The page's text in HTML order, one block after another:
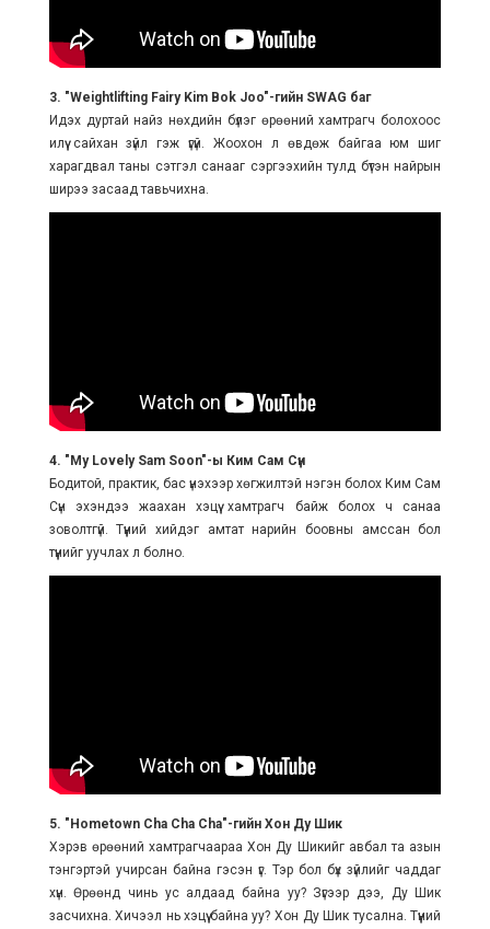
3. "Weightlifting Fairy Kim Bok Joo"-гийн SWAG баг
Идэх дуртай найз нөхдийн бүлэг өрөөний хамтрагч болохоос
илүү сайхан зүйл гэж үгүй. Жоохон л өвдөж байгаа юм шиг
харагдвал таны сэтгэл санааг сэргээхийн тулд бүтэн найрын
ширээ засаад тавьчихна.
4. "My Lovely Sam Soon"-ы Ким Сам Сүн
Бодитой, практик, бас үнэхээр хөгжилтэй нэгэн болох Ким Сам
Сүн эхэндээ жаахан хэцүү хамтрагч байж болох ч санаа
зоволтгүй. Түүний хийдэг амтат нарийн боовны амссан бол
түүнийг уучлах л болно.
5. "Hometown Cha Cha Cha"-гийн Хон Ду Шик
Хэрэв өрөөний хамтрагчаараа Хон Ду Шикийг авбал та азын
тэнгэртэй учирсан байна гэсэн үг. Тэр бол бүх зүйлийг чаддаг
хүн. Өрөөнд чинь ус алдаад байна уу? Зүгээр дээ, Ду Шик
засчихна. Хичээл нь хэцүү байна уу? Хон Ду Шик тусална. Түүний